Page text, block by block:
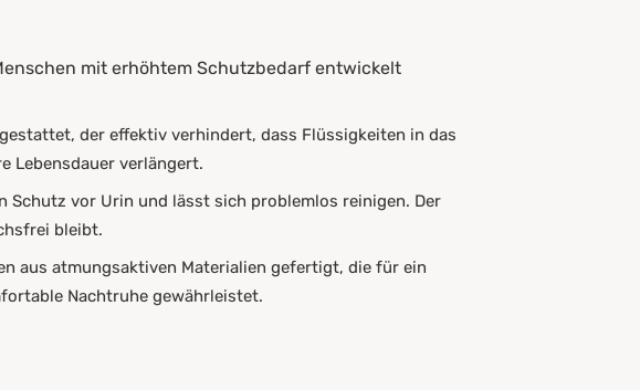
mit erhöhtem Schutzbedarf entwickelt
der effektiv verhindert, dass Flüssigkeiten in das
Lebensdauer verlängert.
Schutz vor Urin und lässt sich problemlos reinigen. Der
bleibt.
aus atmungsaktiven Materialien gefertigt, die für ein
Nachtruhe gewährleistet.